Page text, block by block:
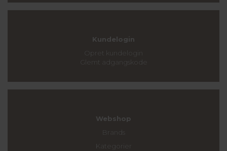
Kundelogin
Opret kundelogin
Glemt adgangskode
Webshop
Brands
Kategorier